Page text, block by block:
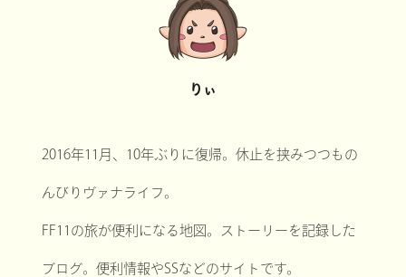
りぃ
2016年11月、10年ぶりに復帰。休止を挟みつつもの
んびりヴァナライフ。
FF11の旅が便利になる地図。ストーリーを記録した
ブログ。便利情報やSSなどのサイトです。